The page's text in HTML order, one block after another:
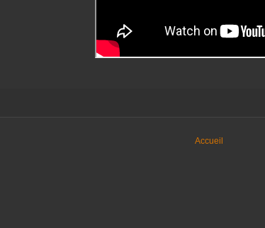
Accueil